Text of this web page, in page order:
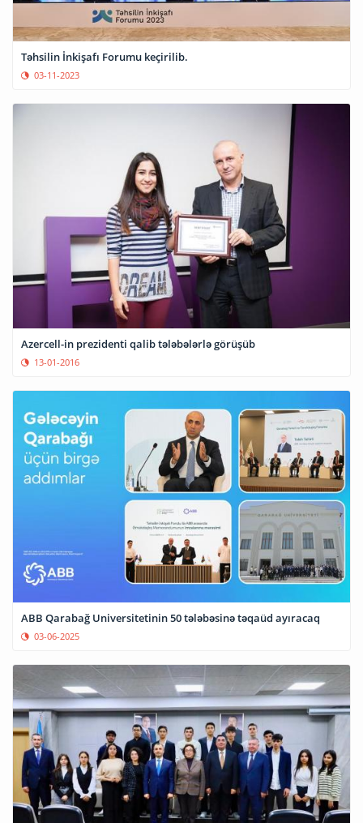
Təhsilin İnkişafı Forumu keçirilib.
03-11-2023
Azercell-in prezidenti qalib tələbələrlə görüşüb
13-01-2016
ABB Qarabağ Universitetinin 50 tələbəsinə təqaüd ayıracaq
03-06-2025